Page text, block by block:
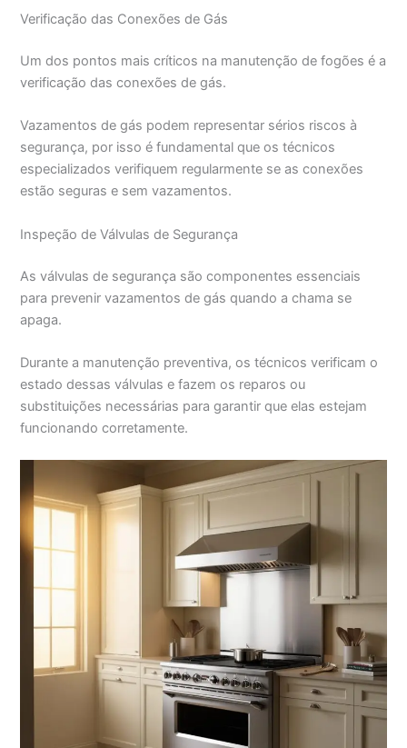
Verificação das Conexões de Gás
Um dos pontos mais críticos na manutenção de fogões é a
verificação das conexões de gás.
Vazamentos de gás podem representar sérios riscos à
segurança, por isso é fundamental que os técnicos
especializados verifiquem regularmente se as conexões
estão seguras e sem vazamentos.
Inspeção de Válvulas de Segurança
As válvulas de segurança são componentes essenciais
para prevenir vazamentos de gás quando a chama se
apaga.
Durante a manutenção preventiva, os técnicos verificam o
estado dessas válvulas e fazem os reparos ou
substituições necessárias para garantir que elas estejam
funcionando corretamente.